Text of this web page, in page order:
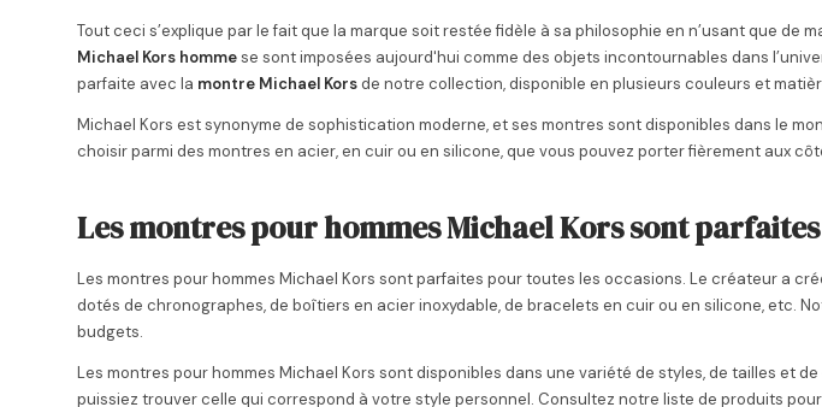
Tout ceci s’explique par le fait que la marque soit restée fidèle à sa philosophie en n’usant que de
Michael Kors hommese sont imposées aujourd'hui comme des objets incontournables dans
parfaite avec la montre Michael Korsde notre collection, disponible en plusieurs couleurs et
Michael Kors est synonyme de sophistication moderne, et ses montres sont disponibles dans le
choisir parmi des montres en acier, en cuir ou en silicone, que vous pouvez porter fièrement aux
Les montres pour hommes Michael Kors sont
Les montres pour hommes Michael Kors sont parfaites pour toutes les occasions. Le créateur a
dotés de chronographes, de boîtiers en acier inoxydable, de bracelets en cuir ou en silicone, etc.
budgets.
Les montres pour hommes Michael Kors sont disponibles dans une variété de styles, de tailles et
puissiez trouver celle qui correspond à votre style personnel. Consultez notre liste de produits